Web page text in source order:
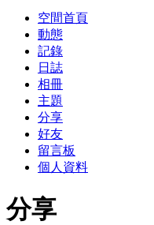
空間首頁
動態
記錄
日誌
相冊
主題
分享
好友
留言板
個人資料
分享